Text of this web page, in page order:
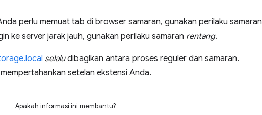
perlu memuat tab di browser samaran, gunakan perilaku samaran
ke server jarak jauh, gunakan perilaku samaran rentang.
selaludibagikan antara proses reguler dan samaran.
setelan ekstensi Anda.
Apakah informasi ini membantu?